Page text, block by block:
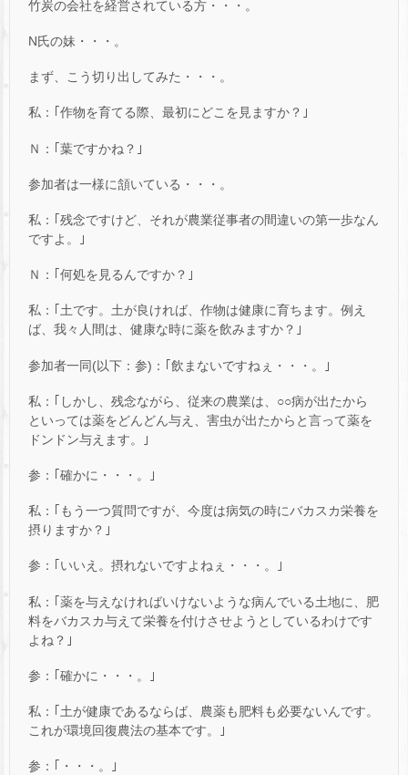
竹炭の会社を経営されている方・・・。
N氏の妹・・・。
まず、こう切り出してみた・・・。
私：｢作物を育てる際、最初にどこを見ますか？｣
Ｎ：｢葉ですかね？｣
参加者は一様に頷いている・・・。
私：｢残念ですけど、それが農業従事者の間違いの第一歩なん
ですよ。｣
Ｎ：｢何処を見るんですか？｣
私：｢土です。土が良ければ、作物は健康に育ちます。例え
ば、我々人間は、健康な時に薬を飲みますか？｣
参加者一同(以下：参)：｢飲まないですねぇ・・・。｣
私：｢しかし、残念ながら、従来の農業は、○○病が出たから
といっては薬をどんどん与え、害虫が出たからと言って薬を
ドンドン与えます。｣
参：｢確かに・・・。｣
私：｢もう一つ質問ですが、今度は病気の時にバカスカ栄養を
摂りますか？｣
参：｢いいえ。摂れないですよねぇ・・・。｣
私：｢薬を与えなければいけないような病んでいる土地に、肥
料をバカスカ与えて栄養を付けさせようとしているわけです
よね？｣
参：｢確かに・・・。｣
私：｢土が健康であるならば、農薬も肥料も必要ないんです。
これが環境回復農法の基本です。｣
参：｢・・・。｣